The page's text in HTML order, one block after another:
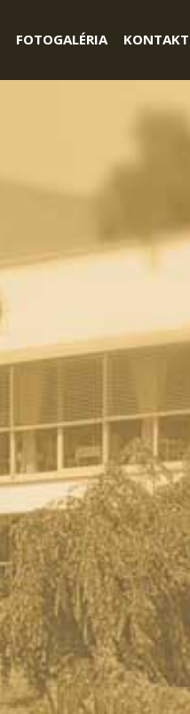
FOTOGALÉRIA KONTAKT